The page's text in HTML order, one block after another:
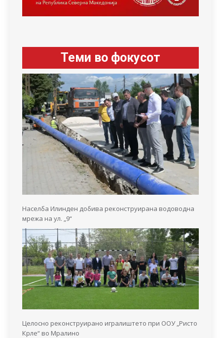
Теми во фокусот
Населба Илинден добива реконструирана водоводна
мрежа на ул. „9“
Целосно реконструирано игралиштето при ООУ „Ристо
Крле“ во Мралино